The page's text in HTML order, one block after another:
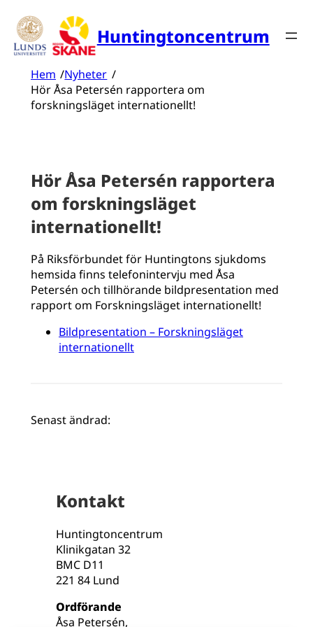
Hoppa
till
innehåll
Huntingtoncentrum
Hem /Nyheter /
Hör Åsa Petersén rapportera om
forskningsläget internationellt!
Hör Åsa Petersén rapportera
om forskningsläget
internationellt!
På Riksförbundet för Huntingtons sjukdoms
hemsida finns telefonintervju med Åsa
Petersén och tillhörande bildpresentation med
rapport om Forskningsläget internationellt!
Bildpresentation – Forskningsläget
internationellt
Senast ändrad:
Kontakt
Huntingtoncentrum
Klinikgatan 32
BMC D11
221 84 Lund
Ordförande
Åsa Petersén,